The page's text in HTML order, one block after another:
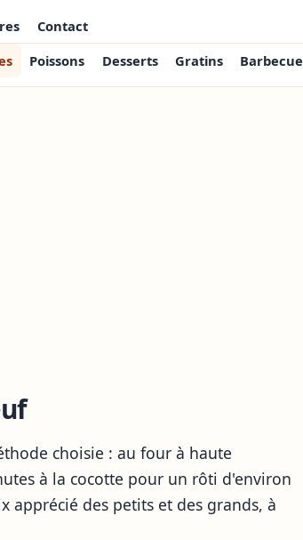
Contact
Poissons Desserts Gratins Barbecue
choisie : au four à haute
à la cocotte pour un rôti d'environ
apprécié des petits et des grands, à